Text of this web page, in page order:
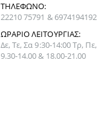
ΤΗΛΈΦΩΝΟ:
22210 75791 & 6974194192
ΩΡΆΡΙΟ ΛΕΙΤΟΥΡΓΊΑΣ:
Δε, Τε, Σα 9:30-14:00 Τρ,
9.30-14.00 & 18.00-21.00